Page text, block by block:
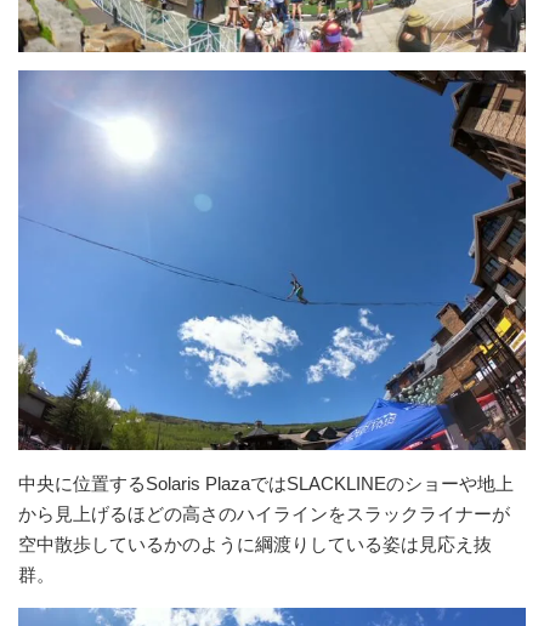
中央に位置するSolaris PlazaではSLACKLINEのショーや地上
から見上げるほどの高さのハイラインをスラックライナーが
空中散歩しているかのように綱渡りしている姿は見応え抜
群。